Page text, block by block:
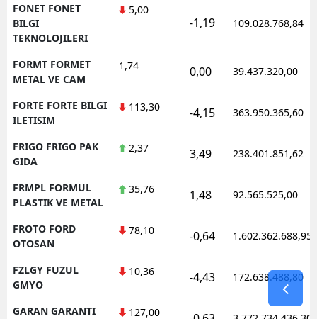
FONET FONET
BILGI
TEKNOLOJILERI
5,00
-1,19 109.028.768,84
FORMT FORMET
METAL VE CAM
1,74 0,00 39.437.320,00
FORTE FORTE BILGI
ILETISIM
113,30 -4,15 363.950.365,60
FRIGO FRIGO PAK
GIDA
2,37 3,49 238.401.851,62
FRMPL FORMUL
PLASTIK VE METAL
35,76 1,48 92.565.525,00
FROTO FORD
OTOSAN
78,10 -0,64 1.602.362.688,95
FZLGY FUZUL
GMYO
10,36 -4,43 172.638.488,80
GARAN GARANTI
127,00